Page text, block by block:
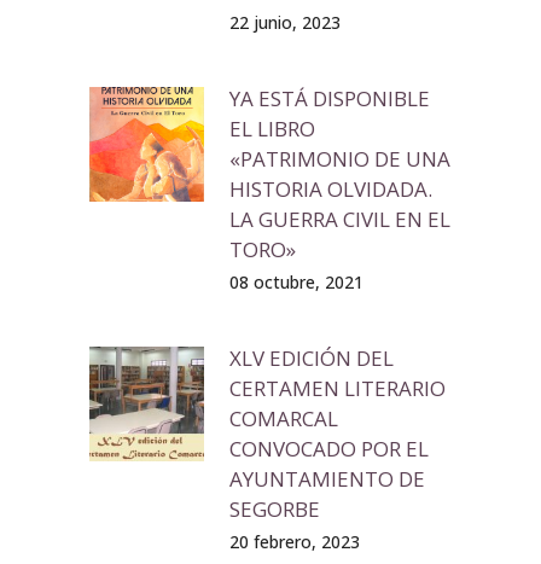
22 junio, 2023
YA ESTÁ DISPONIBLE
EL LIBRO
«PATRIMONIO DE UNA
HISTORIA OLVIDADA.
LA GUERRA CIVIL EN EL
TORO»
08 octubre, 2021
XLV EDICIÓN DEL
CERTAMEN LITERARIO
COMARCAL
CONVOCADO POR EL
AYUNTAMIENTO DE
SEGORBE
20 febrero, 2023